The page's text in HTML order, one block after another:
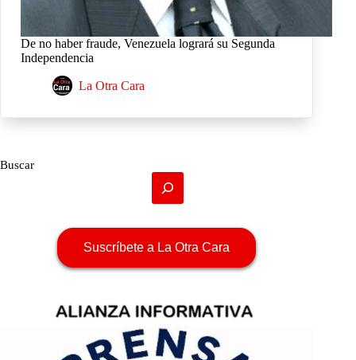
De no haber fraude, Venezuela logrará su Segunda
Independencia
La Otra Cara
Buscar
Suscríbete a La Otra Cara